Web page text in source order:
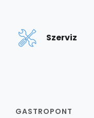
Szerviz
GASTROPONT